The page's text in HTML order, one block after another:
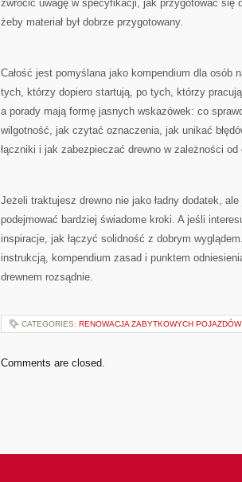
zwrócić uwagę w specyfikacji, jak przygotować się
żeby materiał był dobrze przygotowany.
Całość jest pomyślana jako kompendium dla osób
tych, którzy dopiero startują, po tych, którzy
a porady mają formę jasnych wskazówek: co
wilgotność, jak czytać oznaczenia, jak unikać
łączniki i jak zabezpieczać drewno w zależności
Jeżeli traktujesz drewno nie jako ładny dodatek,
podejmować bardziej świadome kroki. A jeśli
inspiracje, jak łączyć solidność z dobrym
instrukcją, kompendium zasad i punktem
drewnem rozsądnie.
CATEGORIES: RENOWACJA ZABYTKOWYCH POJAZDÓW
Comments are closed.